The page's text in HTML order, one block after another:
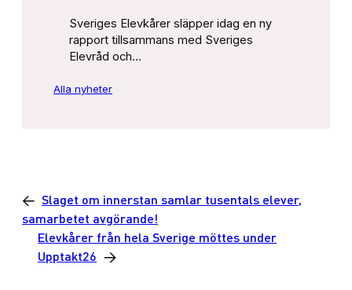
Sveriges Elevkårer släpper idag en ny
rapport tillsammans med Sveriges
Elevråd och…
Alla nyheter
← Slaget om innerstan samlar tusentals elever,
samarbetet avgörande!
Elevkårer från hela Sverige möttes under
Upptakt26
→